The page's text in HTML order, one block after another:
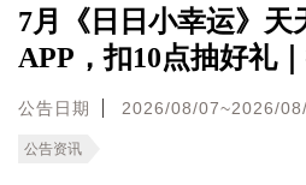
7月《日日小幸运》天
APP，扣10点抽好礼
公告日期 2026/08/07~2026/
公告资讯